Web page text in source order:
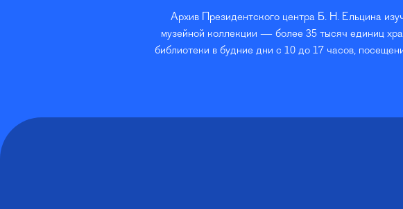
Архив Президентского центра Б. Н. Ельцина
музейной коллекции — более 35 тысяч единиц
библиотеки в будние дни с 10 до 17 часов,